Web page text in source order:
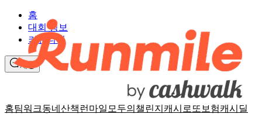
홈팀워크동네산책 런마일 모두의챌린지 캐시로또 보험캐시딜
홈
대회 정보
커뮤니티
채팅